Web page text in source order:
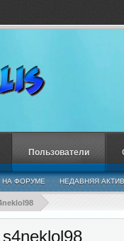
s4neklol98
Пользователи
НА ФОРУМЕ НЕДАВНЯЯ